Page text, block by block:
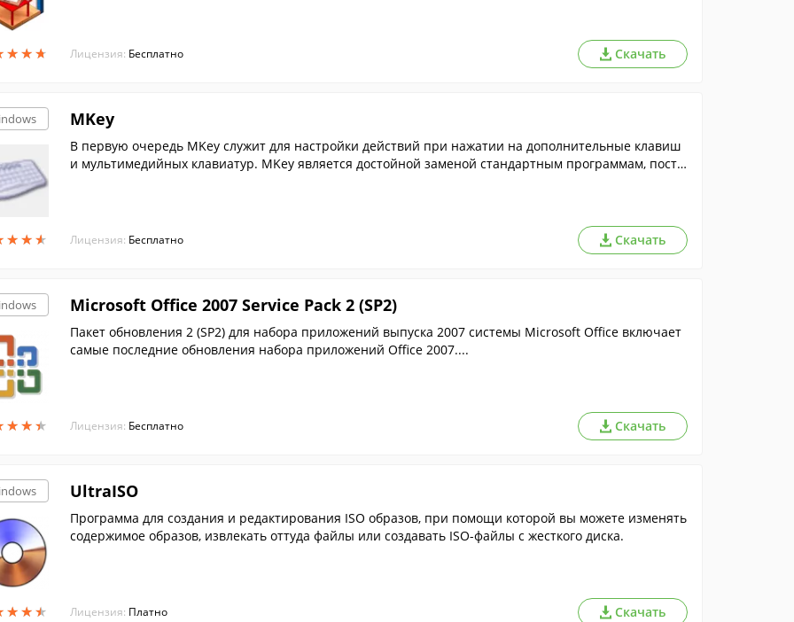
★★★
★★★ Лицензия: Бесплатно Скачать
★★★
★★★
MKey
В первую очередь MKey служит для настройки действий при нажатии на дополнительные клавиш
и мультимедийных клавиатур. MKey является достойной заменой стандартным программам, поста
Лицензия: Бесплатно Скачать
★★★
★★★
Microsoft Office 2007 Service Pack 2 (SP2)
Пакет обновления 2 (SP2) для набора приложений выпуска 2007 системы Microsoft Office включает
самые последние обновления набора приложений Office 2007....
Лицензия: Бесплатно Скачать
★★★
★★★
UltraISO
Программа для создания и редактирования ISO образов, при помощи которой вы можете изменять
содержимое образов, извлекать оттуда файлы или создавать ISO-файлы с жесткого диска.
Лицензия: Платно Скачать